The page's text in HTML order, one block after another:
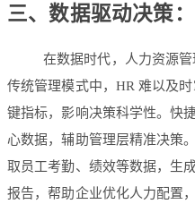
三、数据驱动决策
在数据时代，人力资源管
传统管理模式中，HR 难以及
键指标，影响决策科学性。快
心数据，辅助管理层精准决策
取员工考勤、绩效等数据，生
报告，帮助企业优化人力配置